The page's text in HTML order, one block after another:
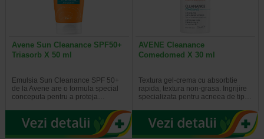
Avene Sun Cleanance SPF50+
Triasorb X 50 ml
Emulsia Sun Cleanance SPF 50+
de la Avene are o formula special
conceputa pentru a proteja…
AVENE Cleanance
Comedomed X 30 ml
Textura gel-crema cu absorbtie
rapida, textura non-grasa. Ingrijire
specializata pentru acneea de tip…